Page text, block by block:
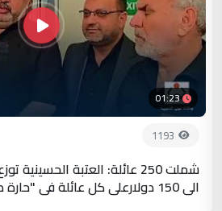
01:23
1193
الى 150 دولارعلى كل عائلة في "حارة صيدا"